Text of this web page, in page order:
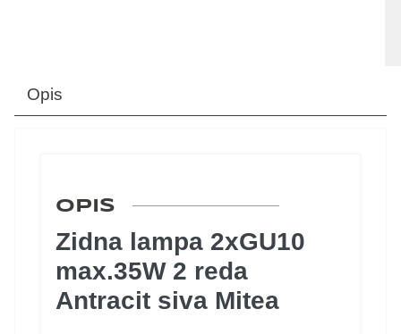
Opis
OPIS
Zidna lampa 2xGU10
max.35W 2 reda
Antracit siva Mitea